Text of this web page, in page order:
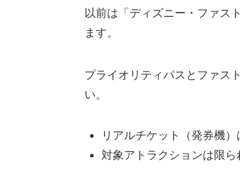
以前は「ディズニー・ファス
ます。
プライオリティパスとファス
い。
リアルチケット（発券機
対象アトラクションは限ら